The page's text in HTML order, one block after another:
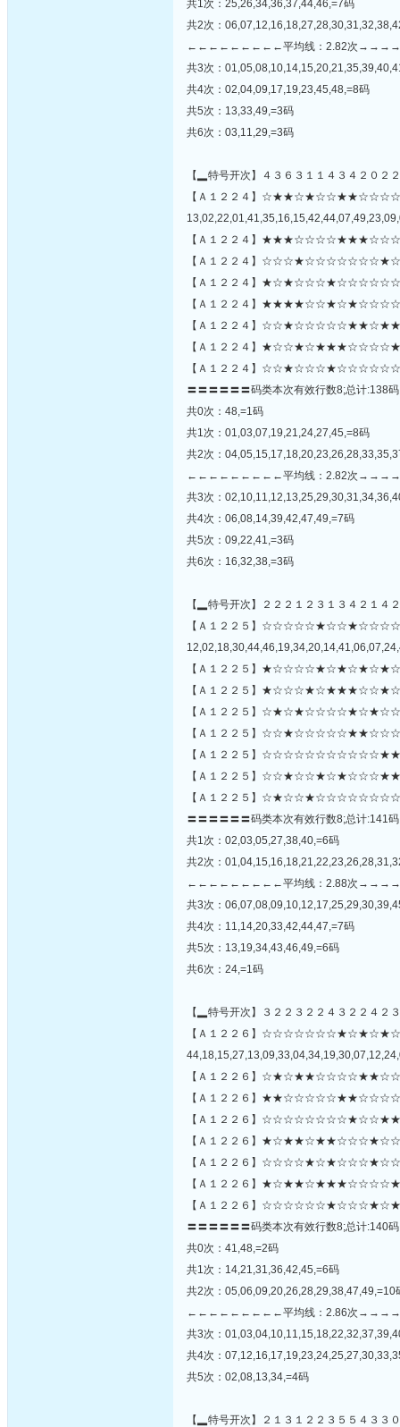
共1次：25,26,34,36,37,44,46,=7码
共2次：
←←←←←←←←←平均线：2.82次
共3次：
共4次：02,04,09,17,19,23,45,48,=8码
共5次：13,33,49,=3码
共6次：03,11,29,=3码
【▂特号开次】４３６３１１４３４２０２
【Ａ１２２４】
【Ａ１２２４】
【Ａ１２２４】
【Ａ１２２４】
【Ａ１２２４】
【Ａ１２２４】
【Ａ１２２４】
【Ａ１２２４】
〓〓〓〓〓〓码类本次有效行数8;总计:138
共0次：48,=1码
共1次：01,03,07,19,21,24,27,45,=8码
共2次：
←←←←←←←←←平均线：2.82次
共3次：
共4次：06,08,14,39,42,47,49,=7码
共5次：09,22,41,=3码
共6次：16,32,38,=3码
【▂特号开次】２２２１２３１３４２１４
【Ａ１２２５】
【Ａ１２２５】
【Ａ１２２５】
【Ａ１２２５】
【Ａ１２２５】
【Ａ１２２５】
【Ａ１２２５】
【Ａ１２２５】
〓〓〓〓〓〓码类本次有效行数8;总计:141
共1次：02,03,05,27,38,40,=6码
共2次：
←←←←←←←←←平均线：2.88次
共3次：
共4次：11,14,20,33,42,44,47,=7码
共5次：13,19,34,43,46,49,=6码
共6次：24,=1码
【▂特号开次】３２２３２２４３２２４２
【Ａ１２２６】
【Ａ１２２６】
【Ａ１２２６】
【Ａ１２２６】
【Ａ１２２６】
【Ａ１２２６】
【Ａ１２２６】
【Ａ１２２６】
〓〓〓〓〓〓码类本次有效行数8;总计:140
共0次：41,48,=2码
共1次：14,21,31,36,42,45,=6码
共2次：05,06,09,20,26,28,29,38,47,49,=10
←←←←←←←←←平均线：2.86次
共3次：
共4次：
共5次：02,08,13,34,=4码
【▂特号开次】２１３１２２３５５４３３